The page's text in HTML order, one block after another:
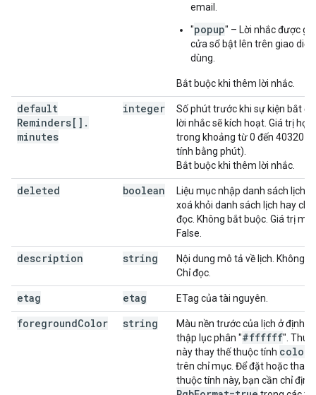
email.
"popup" – Lời nhắc được
cửa sổ bật lên trên giao
dùng.
Bắt buộc khi thêm lời nhắc.
default
Reminders[] .
minutes
integer
Số phút trước khi sự kiện bắt
lời nhắc sẽ kích hoạt. Giá trị
trong khoảng từ 0 đến 40320
tính bằng phút).
Bắt buộc khi thêm lời nhắc.
deleted boolean
Liệu mục nhập danh sách lịch
xoá khỏi danh sách lịch hay
đọc. Không bắt buộc. Giá trị
False.
description string
Nội dung mô tả về lịch. Không
Chỉ đọc.
etag etag ETag của tài nguyên.
foregroundColor string
Màu nền trước của lịch ở định
thập lục phân "#ffffff".
này thay thế thuộc tính color
trên chỉ mục. Để đặt hoặc thay
thuộc tính này, bạn cần chỉ định